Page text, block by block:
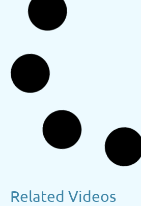
Related Videos